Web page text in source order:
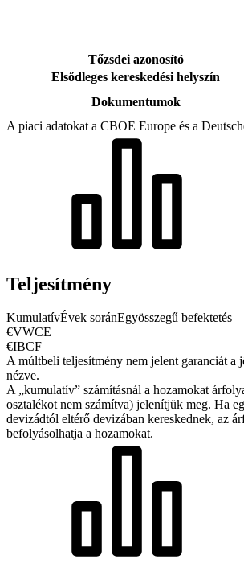
Tőzsdei azonosító
Elsődleges kereskedési helyszín
Dokumentumok
A piaci adatokat a CBOE Europe és a
Teljesítmény
KumulatívÉvek soránEgyösszegű befektetés
€VWCE
€IBCF
A múltbeli teljesítmény nem jelent garanciát a
nézve.
A „kumulatív” számításnál a hozamokat
osztalékot nem számítva) jelenítjük meg. Ha
devizádtól eltérő devizában kereskednek, az
befolyásolhatja a hozamokat.